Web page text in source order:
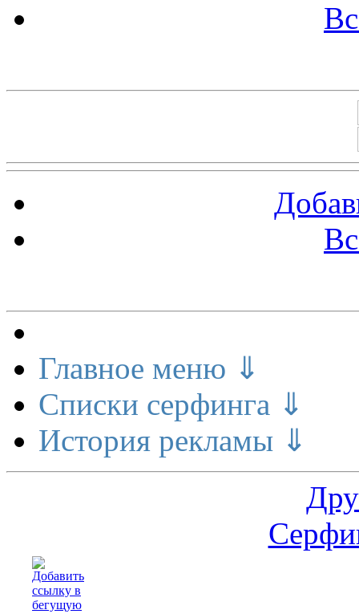
Главное меню ⇓
Списки серфинга ⇓
История рекламы ⇓